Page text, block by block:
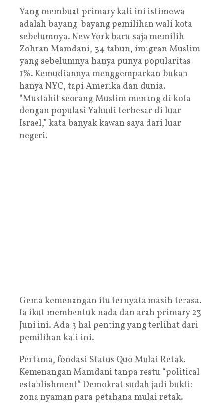
Yang membuat primary kali ini istimewa
adalah bayang-bayang pemilihan wali kota
sebelumnya. New York baru saja memilih
Zohran Mamdani, 34 tahun, imigran Muslim
yang sebelumnya hanya punya popularitas
1%. Kemudiannya menggemparkan bukan
hanya NYC, tapi Amerika dan dunia.
“Mustahil seorang Muslim menang di kota
dengan populasi Yahudi terbesar di luar
Israel,” kata banyak kawan saya dari luar
negeri.
Gema kemenangan itu ternyata masih terasa.
Ia ikut membentuk nada dan arah primary 23
Juni ini. Ada 3 hal penting yang terlihat dari
pemilihan kali ini.
Pertama, fondasi Status Quo Mulai Retak.
Kemenangan Mamdani tanpa restu “political
establishment” Demokrat sudah jadi bukti:
zona nyaman para petahana mulai retak.